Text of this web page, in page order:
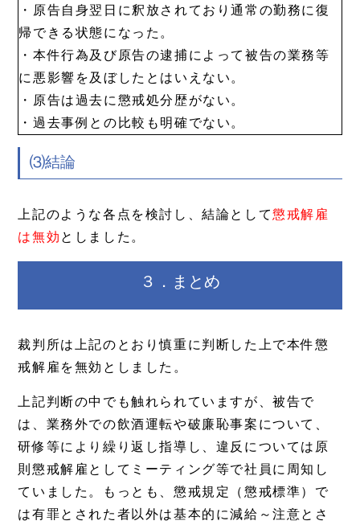
・原告自身翌日に釈放されており通常の勤務に復
帰できる状態になった。
・本件行為及び原告の逮捕によって被告の業務等
に悪影響を及ぼしたとはいえない。
・原告は過去に懲戒処分歴がない。
・過去事例との比較も明確でない。
⑶結論
上記のような各点を検討し、結論として懲戒解雇
は無効 としました。
３．まとめ
裁判所は上記のとおり慎重に判断した上で本件懲
戒解雇を無効としました。
上記判断の中でも触れられていますが、被告で
は、業務外での飲酒運転や破廉恥事案について、
研修等により繰り返し指導し、違反については原
則懲戒解雇としてミーティング等で社員に周知し
ていました。もっとも、懲戒規定（懲戒標準）で
は有罪とされた者以外は基本的に減給～注意とさ